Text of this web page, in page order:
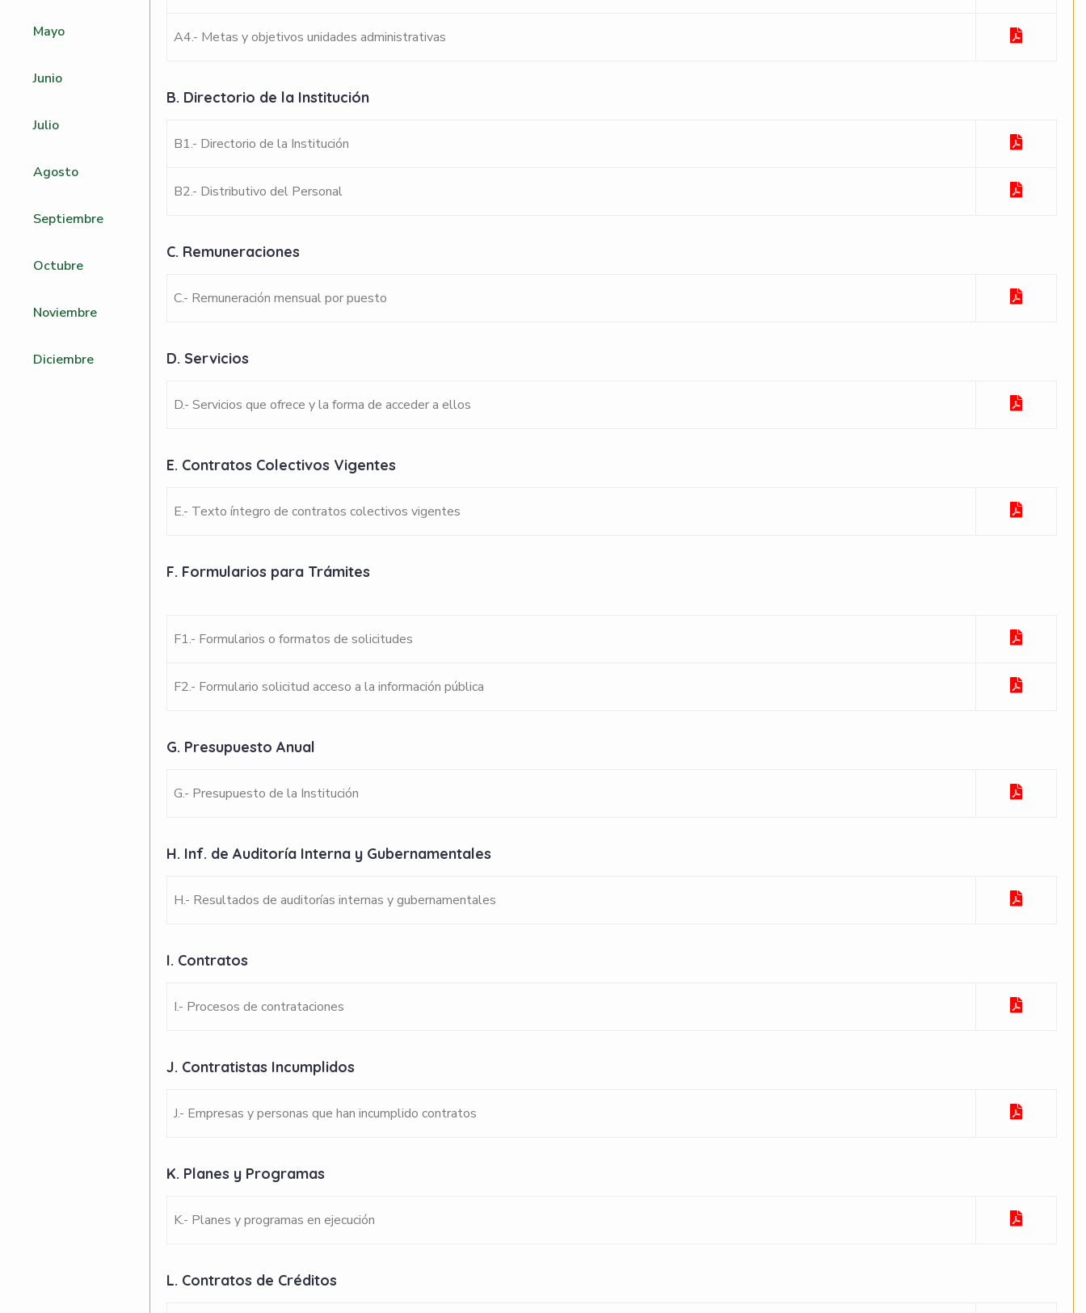
Mayo
Junio
Julio
Agosto
Septiembre
Octubre
Noviembre
Diciembre
A4.- Metas y objetivos unidades administrativas
B. Directorio de la Institución
B1.- Directorio de la Institución
B2.- Distributivo del Personal
C. Remuneraciones
C.- Remuneración mensual por puesto
D. Servicios
D.- Servicios que ofrece y la forma de acceder a ellos
E. Contratos Colectivos Vigentes
E.- Texto íntegro de contratos colectivos vigentes
F. Formularios para Trámites
F1.- Formularios o formatos de solicitudes
F2.- Formulario solicitud acceso a la información pública
G. Presupuesto Anual
G.- Presupuesto de la Institución
H. Inf. de Auditoría Interna y Gubernamentales
H.- Resultados de auditorías internas y gubernamentales
I. Contratos
I.- Procesos de contrataciones
J. Contratistas Incumplidos
J.- Empresas y personas que han incumplido contratos
K. Planes y Programas
K.- Planes y programas en ejecución
L. Contratos de Créditos